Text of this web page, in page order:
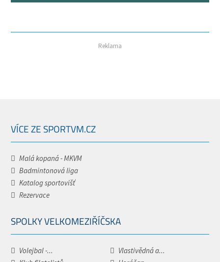
Reklama
VÍCE ZE SPORTVM.CZ
Malá kopaná - MKVM
Badmintonová liga
Katalog sportovišť
Rezervace
SPOLKY VELKOMEZIŘÍČSKA
Volejbal -...
Vlastivědná a...